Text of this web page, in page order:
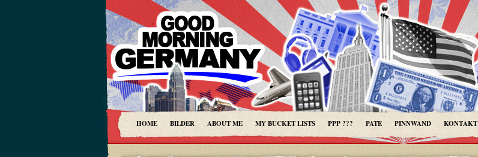
HOME BILDER ABOUT ME MY BUCKET LISTS PPP ??? PATE PINNWAND KONTAKT